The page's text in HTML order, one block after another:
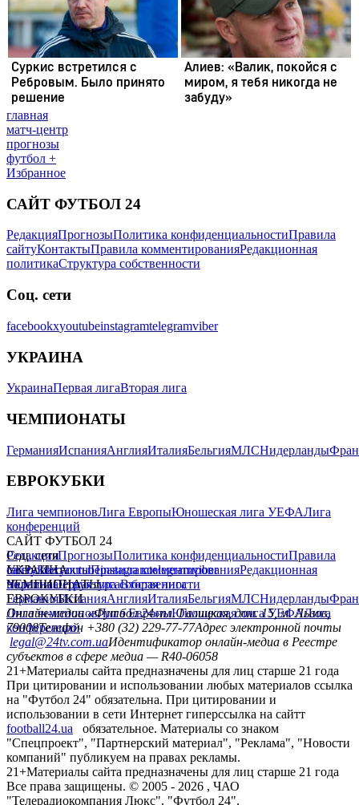
главная
матч-центр
прогнозы
футбол +
Избранное
САЙТ ФУТБОЛ 24
РедакцияПрогнозыПолитика конфиденциальностиПравила
сайтуКонтактыПравила комментированияРедакционная
политикаСтруктура собственности
Соц. сети
facebookxyoutubeinstagramtelegramviber
УКРАИНА
УкраинаПервая лигаВторая лига
ЧЕМПИОНАТЫ
ГерманияИспанияАнглияИталияБельгияМЛСНидерланды
ЕВРОКУБКИ
Лига чемпионовЛига ЕвропыЮношеская лига УЕФАЛига
конференций
САЙТ ФУТБОЛ 24
РедакцияПрогнозыПолитика конфиденциальностиПравила
сайтуКонтактыПравила комментированияРедакционная
политикаСтруктура собственности
Соц. сети
facebookxyoutubeinstagramtelegramviber
УКРАИНА
УкраинаПервая лигаВторая лига
ЧЕМПИОНАТЫ
ГерманияИспанияАнглияИталияБельгияМЛСНидерланды
ЕВРОКУБКИ
Лига чемпионовЛига ЕвропыЮношеская лига УЕФАЛига
конференций
Онлайн-медиа «Футбол 24»пл. Галицкая, дом. 15, м. Львов,
79008Телефон +380 (32) 229-77-77Адрес электронной почты
legal@24tv.com.uaИдентификатор онлайн-медиа в Реестре
субъектов в сфере медиа — R40-06058
21+Материалы сайта предназначены для лиц старше 21 года
При цитировании и использовании любых материалов ссылка
на "Футбол 24" обязательна. При цитировании и
использовании в сети Интернет гиперссылка на сайтт
football24.ua
обязательное. Материалы со знаком
"Спецпроект", "Партнерский материал", "Реклама", "Новости
компаний" публикуем на правах рекламы.
21+Материалы сайта предназначены для лиц старше 21 года
Все права защищены. © 2005 - 2026 , ЧАО
"Телерадиокомпания Люкс". "Футбол 24".